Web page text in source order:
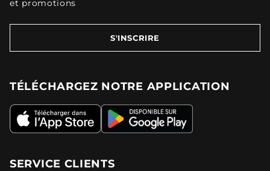
et promotions
S'INSCRIRE
TÉLÉCHARGEZ NOTRE APPLICATION
SERVICE CLIENTS